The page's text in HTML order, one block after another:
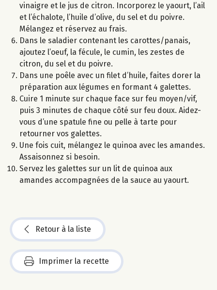
vinaigre et le jus de citron. Incorporez le yaourt, l’ail
et l’échalote, l’huile d’olive, du sel et du poivre.
Mélangez et réservez au frais.
Dans le saladier contenant les carottes/panais,
ajoutez l’oeuf, la fécule, le cumin, les zestes de
citron, du sel et du poivre.
Dans une poêle avec un filet d’huile, faites dorer la
préparation aux légumes en formant 4 galettes.
Cuire 1 minute sur chaque face sur feu moyen/vif,
puis 3 minutes de chaque côté sur feu doux. Aidez-
vous d’une spatule fine ou pelle à tarte pour
retourner vos galettes.
Une fois cuit, mélangez le quinoa avec les amandes.
Assaisonnez si besoin.
Servez les galettes sur un lit de quinoa aux
amandes accompagnées de la sauce au yaourt.
Retour à la liste
Imprimer la recette